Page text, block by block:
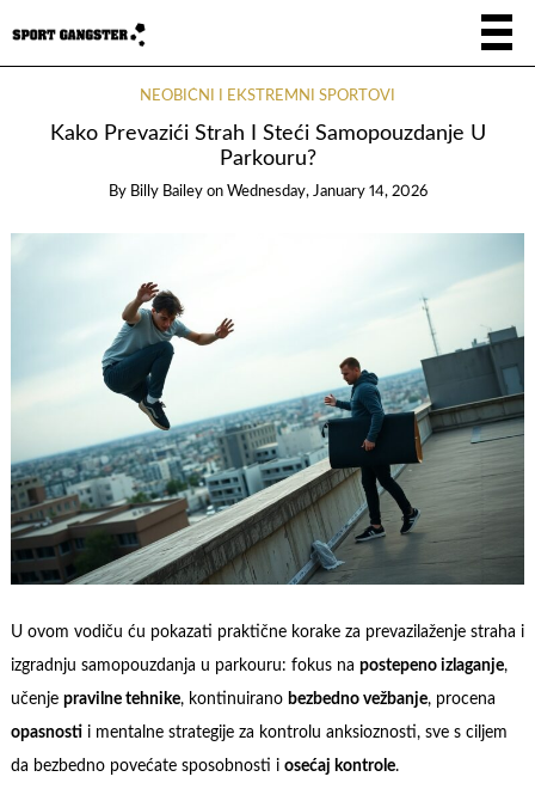
NEOBIČNI I EKSTREMNI SPORTOVI
Kako Prevazići Strah I Steći Samopouzdanje U
Parkouru?
By Billy Bailey on Wednesday, January 14, 2026
U ovom vodiču ću pokazati praktične korake za prevazilaženje straha i
izgradnju samopouzdanja u parkouru: fokus na postepeno izlaganje,
učenje pravilne tehnike, kontinuirano bezbedno vežbanje, procena
opasnostii mentalne strategije za kontrolu anksioznosti, sve s ciljem
da bezbedno povećate sposobnosti i osećaj kontrole.